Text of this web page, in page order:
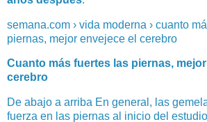
semana.com › vida moderna › cuanto
piernas, mejor envejece el cerebro
Cuanto más fuertes las piernas, mejor
cerebro
De abajo a arriba En general, las
fuerza en las piernas al inicio del